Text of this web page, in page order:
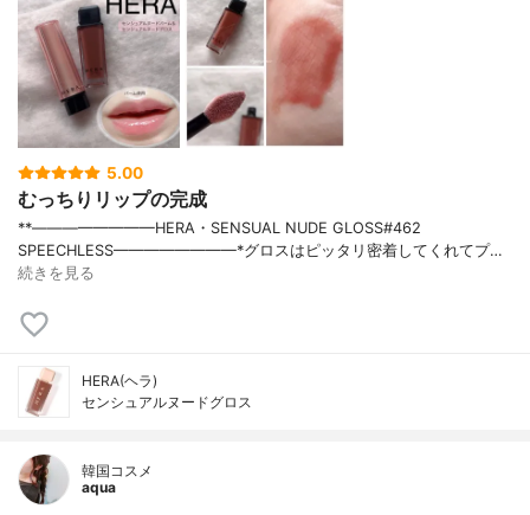
5.00
むっちりリップの完成
**————————⁡HERA⁡⁡・SENSUAL NUDE GLOSS#462
SPEECHLESS⁡————————⁡⁡⁡*グロスはピッタリ密着してくれてプ…
続きを見る
HERA(ヘラ)
センシュアルヌードグロス
韓国コスメ
aqua